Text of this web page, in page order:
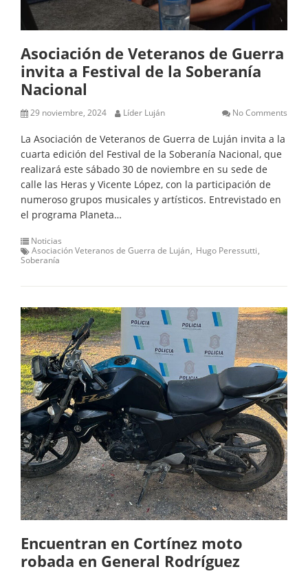
Asociación de Veteranos de Guerra
invita a Festival de la Soberanía
Nacional
29 noviembre, 2024 Líder Luján No Comments
La Asociación de Veteranos de Guerra de Luján invita a la
cuarta edición del Festival de la Soberanía Nacional, que
realizará este sábado 30 de noviembre en su sede de
calle las Heras y Vicente López, con la participación de
numeroso grupos musicales y artísticos. Entrevistado en
el programa Planeta…
Noticias
Asociación Veteranos de Guerra de Luján Hugo Peressutti
Soberanía
Encuentran en Cortínez moto
robada en General Rodríguez